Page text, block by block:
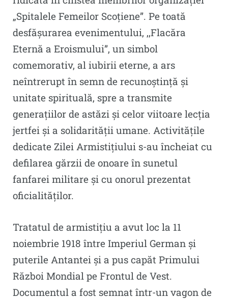
„Spitalele Femeilor Scoțiene”. Pe toată
desfășurarea evenimentului, ,,Flacăra
Eternă a Eroismului”, un simbol
comemorativ, al iubirii eterne, a ars
neîntrerupt în semn de recunoștință și
unitate spirituală, spre a transmite
generațiilor de astăzi și celor viitoare lecția
jertfei și a solidarității umane. Activitățile
dedicate Zilei Armistițiului s-au încheiat cu
defilarea gărzii de onoare în sunetul
fanfarei militare și cu onorul prezentat
oficialităților.
Tratatul de armistițiu a avut loc la 11
noiembrie 1918 între Imperiul German și
puterile Antantei și a pus capăt Primului
Război Mondial pe Frontul de Vest.
Documentul a fost semnat într-un vagon de